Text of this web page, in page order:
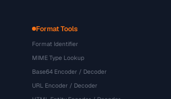
Format Tools
Format Identifier
MIME Type Lookup
Base64 Encoder / Decoder
URL Encoder / Decoder